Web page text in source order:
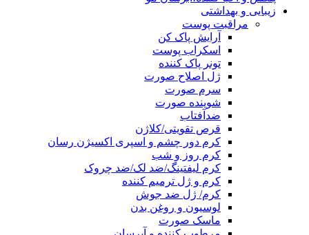
زیبایی و بهداشتی
مراقبت پوست
آرایش پاک کن
اسکراب پوست
تونر پاک کننده
ژل اصلاح صورت
سرم صورت
شوینده صورت
ضدآفتاب
قرص تقویتی/کلاژن
کرم دور چشم و اسپری اکسیژن رسان
کرم روز و شب
کرم لیفتینگ/ضد لک/ضد چروک
کرم و ژل ترمیم کننده
کرم/ ژل ضد جوش
لوسیون و روغن بدن
ماسک صورت